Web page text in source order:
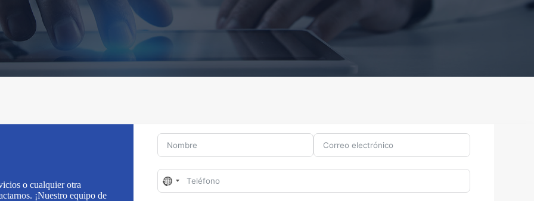
o cualquier otra
¡Nuestro equipo de
N
o